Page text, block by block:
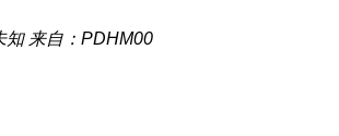
知 来自：PDHM00